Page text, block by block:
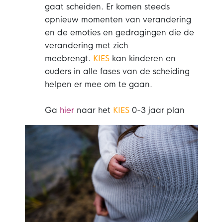
gaat scheiden. Er komen steeds
opnieuw momenten van verandering
en de emoties en gedragingen die de
verandering met zich
meebrengt. KIES kan kinderen en
ouders in alle fases van de scheiding
helpen er mee om te gaan.
Ga hier naar het KIES 0-3 jaar plan